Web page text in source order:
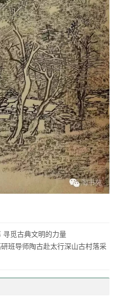
寻觅古典文明的力量
班导师陶古赴太行深山古村落采